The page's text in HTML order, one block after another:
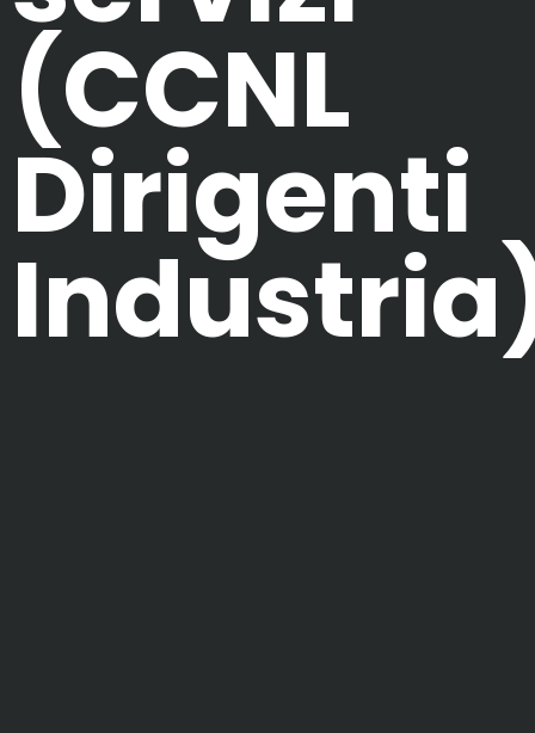
(CCNL
Dirigenti